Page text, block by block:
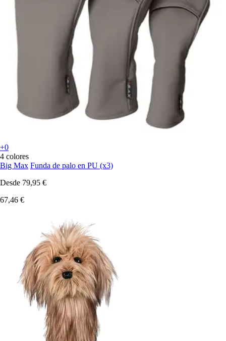
+0
4 colores
Big Max Funda de palo en PU (x3)
Desde 79,95 €
67,46 €